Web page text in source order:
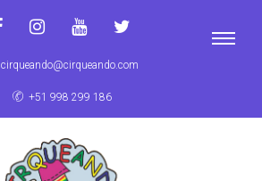
cirqueando@cirqueando.com
+51 998 299 186